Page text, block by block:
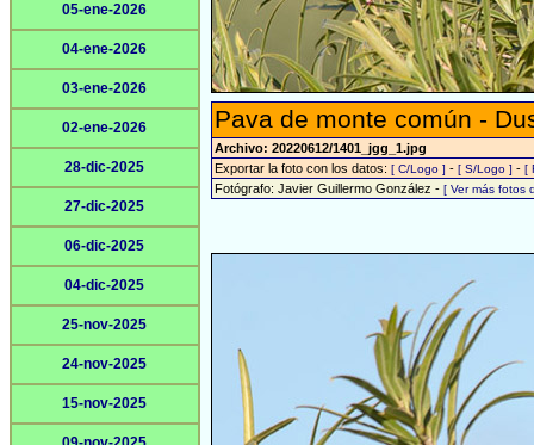
05-ene-2026
04-ene-2026
03-ene-2026
02-ene-2026
28-dic-2025
27-dic-2025
06-dic-2025
04-dic-2025
25-nov-2025
24-nov-2025
15-nov-2025
Pava de monte común -
Archivo: 20220612/1401_jgg_1.jpg
Exportar la foto con los datos: [ C/Logo ] - [ S/Logo ] - [
Fotógrafo: Javier Guillermo González - [ Ver más fotos